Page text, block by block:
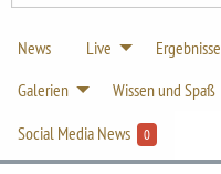
News Live Ergebnisse
Galerien
Wissen und Spaß
Social Media News
0